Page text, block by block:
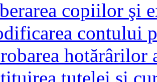
copiilor şi
contului
hotărârilor